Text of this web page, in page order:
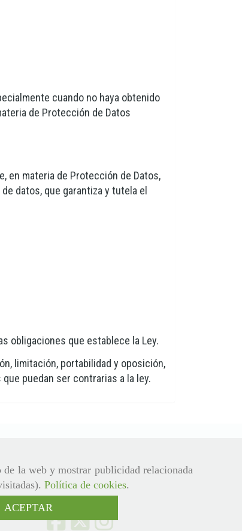
la web y mostrar publicidad relacionada
Política de cookies.
ACEPTAR
cuando no haya obtenido
de Protección de Datos
en materia de Protección de Datos,
datos, que garantiza y tutela el
obligaciones que establece la Ley.
limitación, portabilidad y oposición,
puedan ser contrarias a la ley.